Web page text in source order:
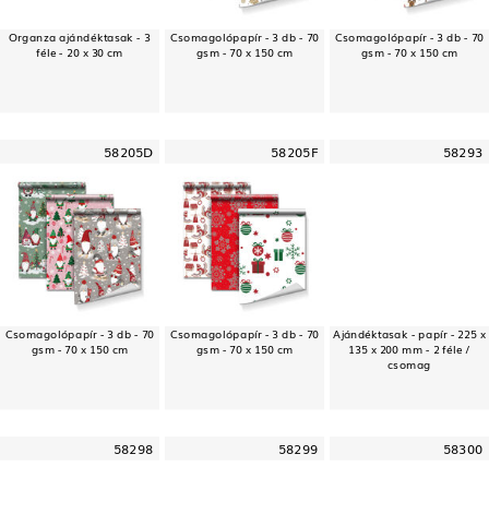
Organza ajándéktasak - 3
féle - 20 x 30 cm
Csomagolópapír - 3 db - 70
gsm - 70 x 150 cm
Csomagolópapír - 3 db - 70
gsm - 70 x 150 cm
58205D
Csomagolópapír - 3 db - 70
gsm - 70 x 150 cm
58205F
Csomagolópapír - 3 db - 70
gsm - 70 x 150 cm
58293
Ajándéktasak - papír - 225 x
135 x 200 mm - 2 féle /
csomag
58298 58299 58300